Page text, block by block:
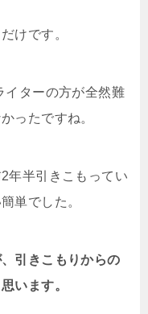
けです。
イターの方が全然難
ったですね。
年半引きこもってい
単でした。
引きこもりからの
います。